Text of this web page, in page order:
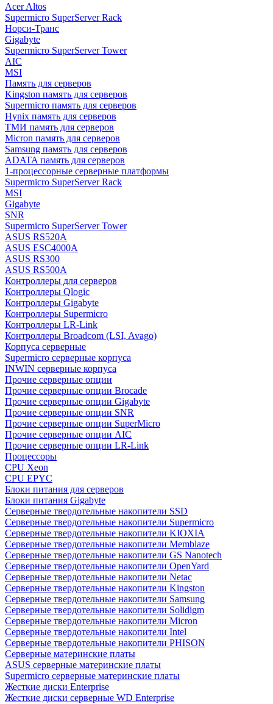
Acer Altos
Supermicro SuperServer Rack
Норси-Транс
Gigabyte
Supermicro SuperServer Tower
AIC
MSI
Память для серверов
Kingston память для серверов
Supermicro память для серверов
Hynix память для серверов
ТМИ память для серверов
Micron память для серверов
Samsung память для серверов
ADATA память для серверов
1-процессорные серверные платформы
Supermicro SuperServer Rack
MSI
Gigabyte
SNR
Supermicro SuperServer Tower
ASUS RS520A
ASUS ESC4000A
ASUS RS300
ASUS RS500A
Контроллеры для серверов
Контроллеры Qlogic
Контроллеры Gigabyte
Контроллеры Supermicro
Контроллеры LR-Link
Контроллеры Broadcom (LSI, Avago)
Корпуса серверные
Supermicro серверные корпуса
INWIN серверные корпуса
Прочие серверные опции
Прочие серверные опции Brocade
Прочие серверные опции Gigabyte
Прочие серверные опции SNR
Прочие серверные опции SuperMicro
Прочие серверные опции AIC
Прочие серверные опции LR-Link
Процессоры
CPU Xeon
CPU EPYC
Блоки питания для серверов
Блоки питания Gigabyte
Серверные твердотельные накопители SSD
Cерверные твердотельные накопители Supermicro
Cерверные твердотельные накопители KIOXIA
Cерверные твердотельные накопители Memblaze
Cерверные твердотельные накопители GS Nanotech
Серверные твердотельные накопители OpenYard
Серверные твердотельные накопители Netac
Cерверные твердотельные накопители Kingston
Cерверные твердотельные накопители Samsung
Cерверные твердотельные накопители Solidigm
Cерверные твердотельные накопители Micron
Cерверные твердотельные накопители Intel
Cерверные твердотельные накопители PHISON
Серверные материнские платы
ASUS серверные материнские платы
Supermicro серверные материнские платы
Жесткие диски Enterprise
Жесткие диски серверные WD Enterprise